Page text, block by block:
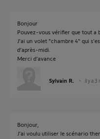
Bonjour
Pouvez-vous vérifier que tout a
J'ai un volet "chambre 4" qui
d'après-midi.
Merci d'avance
Sylvain R. il y a 3
Bonjour,
J'ai voulu utiliser le scénario